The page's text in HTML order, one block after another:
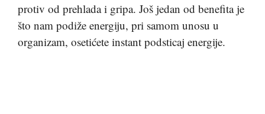
protiv od prehlada i gripa. Još jedan od benefita je
što nam podiže energiju, pri samom unosu u
organizam, osetićete instant podsticaj energije.